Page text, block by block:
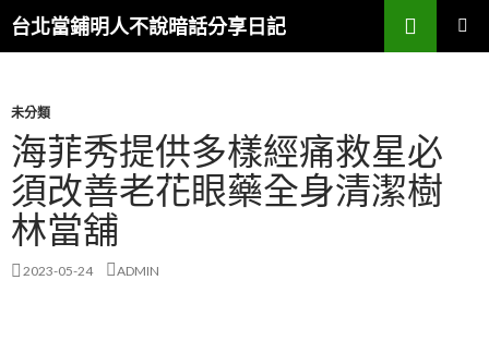
台北當鋪明人不說暗話分享日記
搜
尋
容
未分類
海菲秀提供多樣經痛救星必
須改善老花眼藥全身清潔樹
林當舖
2023-05-24 ADMIN